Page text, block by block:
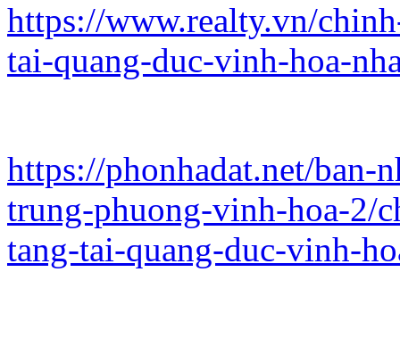
https://www.realty.vn/
tai-quang-duc-vinh-hoa-
https://phonhadat.net/ban-
trung-phuong-vinh-hoa-2/
tang-tai-quang-duc-vinh-